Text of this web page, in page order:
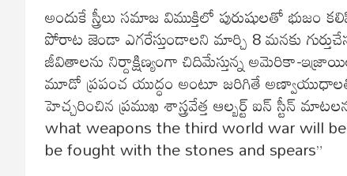
అందుకే స్త్రీలు సమాజ విముక్తిలో పురుషులతో
పోరాట జెండా ఎగరేస్తుండాలని మార్చి 8 మనకు
జీవితాలను నిర్దాక్షిణ్యంగా చిదిమేస్తున్న అమెరికా-
మూడో ప్రపంచ యుద్ధం అంటూ జరిగితే
హెచ్చరించిన ప్రముఖ శాస్త్రవేత్త ఆల్బర్ట్ ఐన్ స్టీన్
what weapons the third world war will
be fought with the stones and spears”